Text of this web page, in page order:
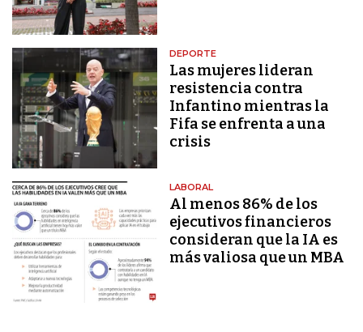
DEPORTE
Las mujeres lideran
resistencia contra
Infantino mientras la
Fifa se enfrenta a una
crisis
LABORAL
Al menos 86% de los
ejecutivos financieros
consideran que la IA es
más valiosa que un MBA